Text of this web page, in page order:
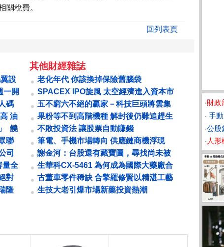
關稅費。
回列表頁
設
一開
碼
油
饒
聯
司
量全
對
隆
其他財經雜誌
老化年代 你該換掉保險舊腦袋
SPACEX IPO旋風 太空經濟進入資本市
場里程碑
五不窮六不絕的贏家－科技巨頭將雲集
台北、除權息行情即將開跑
果粉等不到高階機種 解封後仍難追趕生
產進度 鄭州封控52天 鴻海痛失銷售...
不敗投資法 讓股票自動賺錢
筆電、手機市場轉向 供應鏈商機浮現
OLED 面板產業需求復甦的關鍵字
謝金河：台股還有藏寶圖，尋找尚未被
市場注意的黑馬
生華科CX-5461 為何成為國際大藥廠合
作名單上的常客？
古董車零件稀缺 合擎羅修賢以精湛工藝
成為隱形冠軍 黑手老董 靠復刻鈑件...
生技大老引爆市場新藥投資熱潮
‧財
‧ 手
‧公股
‧ 人